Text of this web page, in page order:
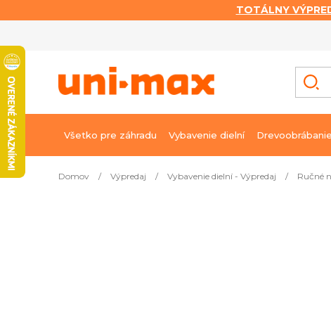
TOTÁLNY
obsah
Všetko pre záhradu Vybavenie dielní Drevoobrábanie
Domov / Výpredaj / Vybavenie dielní - Výpredaj / Ručné